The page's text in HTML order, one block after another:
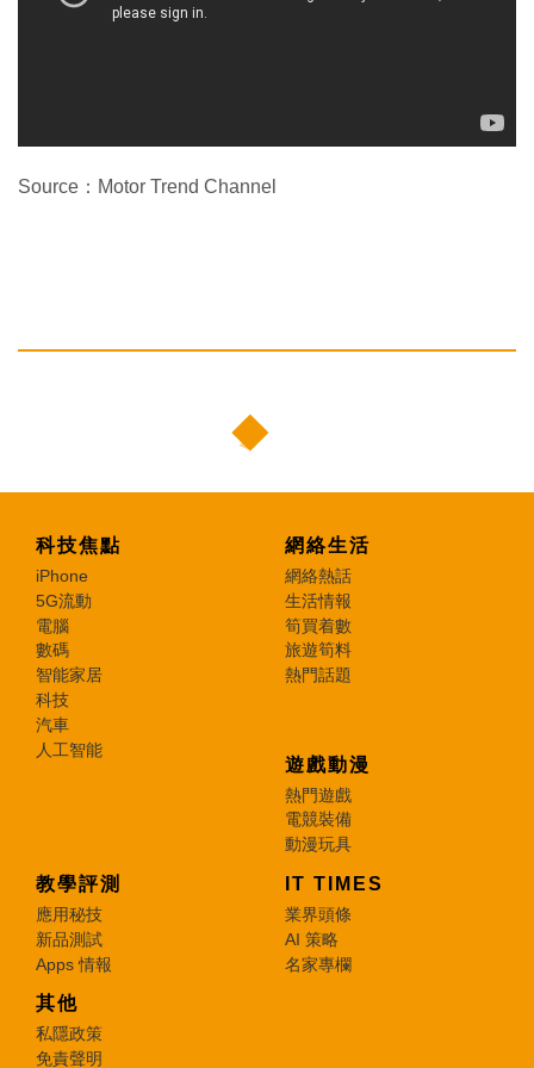
Source：Motor Trend Channel
科技焦點
iPhone
5G流動
電腦
數碼
智能家居
科技
汽車
人工智能
網絡生活
網絡熱話
生活情報
筍買着數
旅遊筍料
熱門話題
遊戲動漫
熱門遊戲
電競裝備
動漫玩具
教學評測
應用秘技
新品測試
Apps 情報
IT TIMES
業界頭條
AI 策略
名家專欄
其他
私隱政策
免責聲明